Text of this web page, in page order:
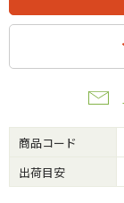
商品コード
出荷目安